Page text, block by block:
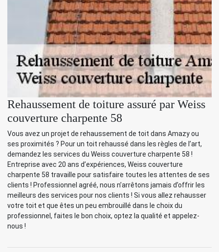
Rehaussement de toiture assuré par Weiss
couverture charpente 58
Vous avez un projet de rehaussement de toit dans Amazy ou
ses proximités ? Pour un toit rehaussé dans les règles de l’art,
demandez les services du Weiss couverture charpente 58 !
Entreprise avec 20 ans d’expériences, Weiss couverture
charpente 58 travaille pour satisfaire toutes les attentes de ses
clients ! Professionnel agréé, nous n’arrêtons jamais d’offrir les
meilleurs des services pour nos clients ! Si vous allez rehausser
votre toit et que êtes un peu embrouillé dans le choix du
professionnel, faites le bon choix, optez la qualité et appelez-
nous !